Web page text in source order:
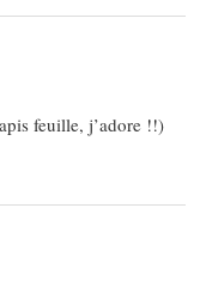
feuille, j’adore !!)